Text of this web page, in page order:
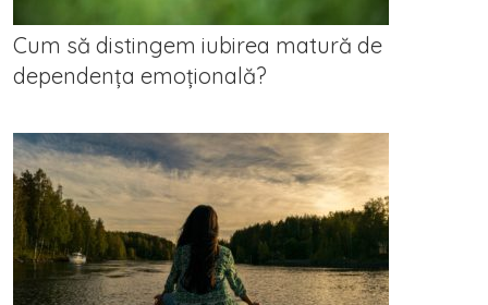
Cum să distingem iubirea matură de
dependența emoțională?